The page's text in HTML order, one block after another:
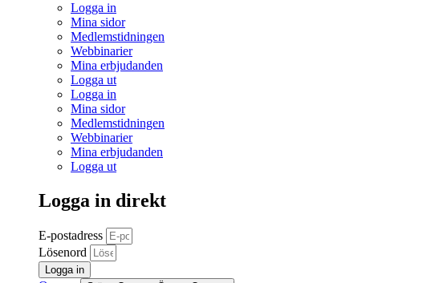
Logga in
Mina sidor
Medlemstidningen
Webbinarier
Mina erbjudanden
Logga ut
Logga in
Mina sidor
Medlemstidningen
Webbinarier
Mina erbjudanden
Logga ut
Logga in direkt
E-postadress
Lösenord
Logga in